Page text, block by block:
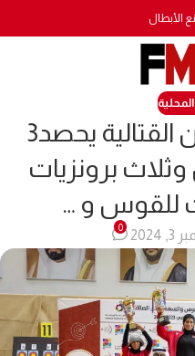
الأبطال
المحلية
نادي الفجيرة للفنون القتالية يحصد3
برونزيات
للقوس و …
0